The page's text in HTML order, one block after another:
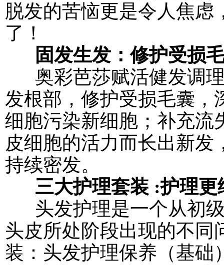
脱发的苦恼更是令人焦虑
了！
固发生发：修护受损
奥彩芭莎赋活健发调理
发根部，修护受损毛囊，
细胞污染新细胞；补充流
皮细胞的活力而长出新
持续密发。
三大护理套装 :护理更
头发护理是一个从初级
头皮所处阶段出现的不同
装：头发护理保养（基础